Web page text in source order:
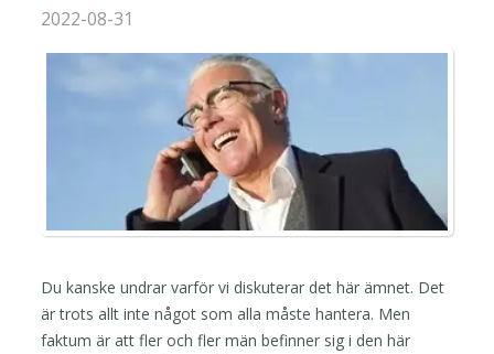
2022-08-31
Du kanske undrar varför vi diskuterar det här ämnet. Det
är trots allt inte något som alla måste hantera. Men
faktum är att fler och fler män befinner sig i den här